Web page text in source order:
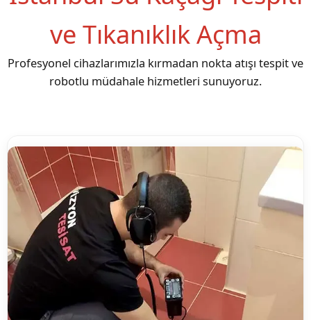
ve Tıkanıklık Açma
Profesyonel cihazlarımızla kırmadan nokta atışı tespit ve
robotlu müdahale hizmetleri sunuyoruz.